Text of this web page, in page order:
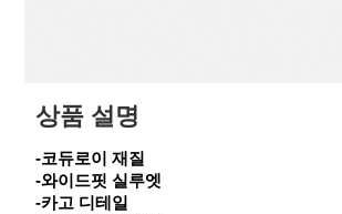
상품 설명
-코듀로이 재질
-와이드핏 실루엣
-카고 디테일